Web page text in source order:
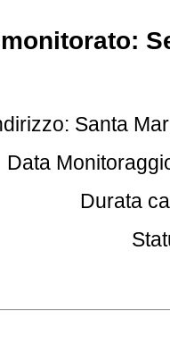
Santa
Data
Durata